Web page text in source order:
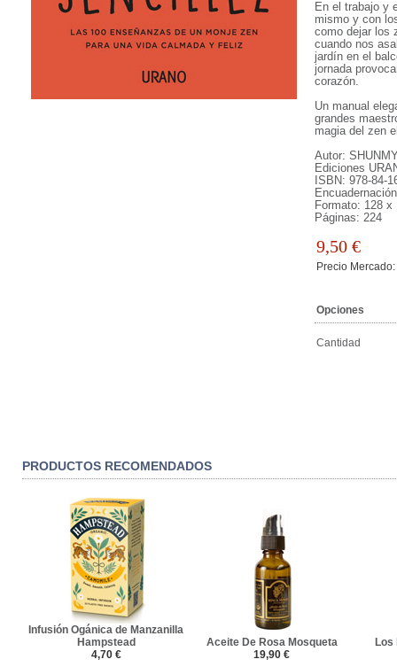
En el trabajo y
mismo y con
como dejar los
cuando nos
jardín en el
jornada
corazón.
Un manual
grandes
magia del zen
Autor:
Ediciones
ISBN: 978-84-
Formato: 128 x
Páginas: 224
9,50 €
Precio Mercado:
Opciones
Cantidad
PRODUCTOS RECOMENDADOS
Infusión Ogánica de Manzanilla
Hampstead
4,70 €
Aceite De Rosa Mosqueta
19,90 €
Los